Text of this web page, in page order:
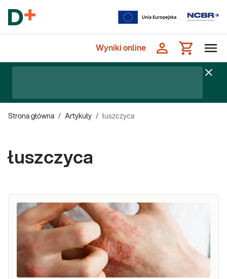
Wyniki online
Strona główna / Artykuły / łuszczyca
łuszczyca